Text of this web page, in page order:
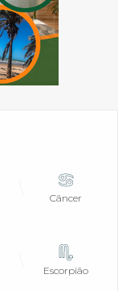
Câncer
Escorpião